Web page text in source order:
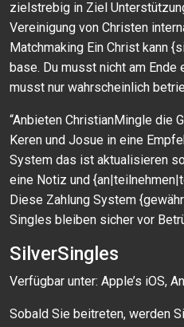
zielstrebig in Ziel
Vereinigung von Christen
Matchmaking Ein Christ kann
base. Du musst nicht am
musst nur wahrscheinlich
“Anbieten ChristianMingle die
Keren und Josue in eine
System das ist aktualisieren
eine Notiz und
Diese Zahlung System
Singles bleiben sicher vor
SilverSingles
Verfügbar unter: Apple’s iOS,
Sobald Sie beitreten, werden